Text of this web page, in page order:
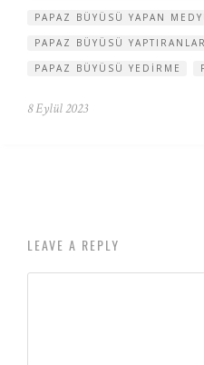
PAPAZ BÜYÜSÜ YAPAN
PAPAZ BÜYÜSÜ
PAPAZ BÜYÜSÜ YEDIRME
8 Eylül 2023
LEAVE A REPLY